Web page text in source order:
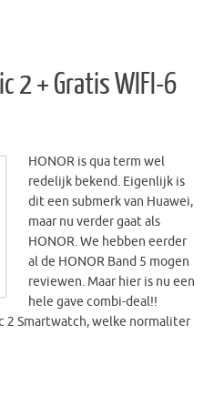
2 + Gratis WIFI-6
HONOR is qua term wel
redelijk bekend. Eigenlijk is
dit een submerk van Huawei,
maar nu verder gaat als
HONOR. We hebben eerder
al de HONOR Band 5 mogen
reviewen. Maar hier is nu een
hele gave combi-deal!!
2 Smartwatch, welke normaliter